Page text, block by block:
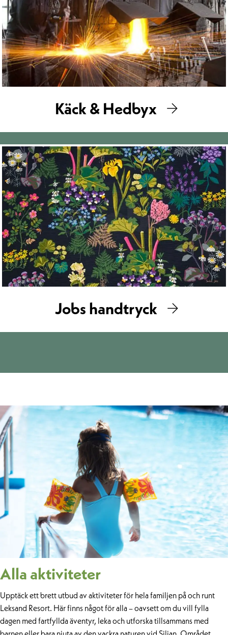
Käck & Hedbyx
Jobs handtryck
Alla aktiviteter
Upptäck ett brett utbud av aktiviteter för hela familjen på och runt
Leksand Resort. Här finns något för alla – oavsett om du vill fylla
dagen med fartfyllda äventyr, leka och utforska tillsammans med